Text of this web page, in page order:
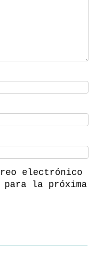
electrónico
para la próxima